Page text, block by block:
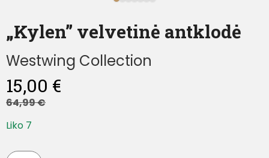
„Kylen” velvetinė antklodė
Westwing Collection
15,00 €
64,99€
Liko 7